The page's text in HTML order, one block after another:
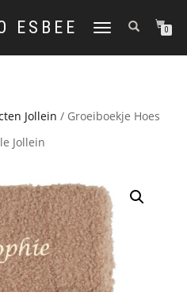
ESBEE
TOGGLE
0
Jollein / Groeiboekje Hoes
Jollein